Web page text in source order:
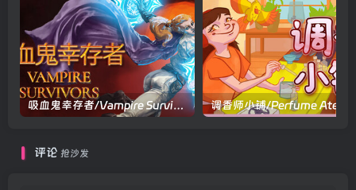
吸血鬼幸存者/Vampire Survivors v1.15.110|动作冒险|容量1.1GB|官方中文版
评论 抢沙发